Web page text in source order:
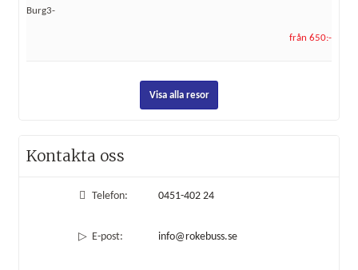
Burg3-
från 650:-
Visa alla resor
Kontakta oss
Telefon: 0451-402 24
E-post: info@rokebuss.se